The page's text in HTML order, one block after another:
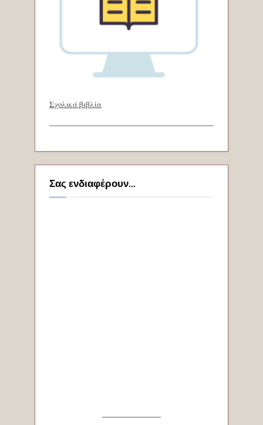
Σχολικά βιβλία
Σας ενδιαφέρουν...